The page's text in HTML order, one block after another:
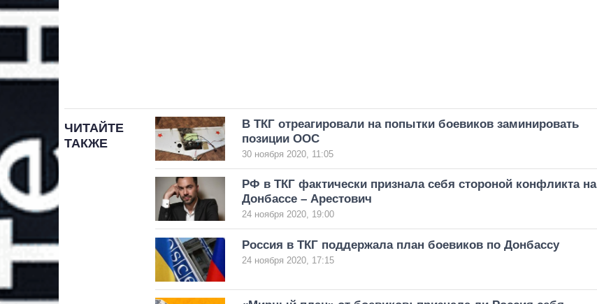
ЧИТАЙТЕ
ТАКЖЕ
В ТКГ отреагировали на попытки боевиков заминировать
позиции ООС
30 ноября 2020, 11:05
РФ в ТКГ фактически признала себя стороной конфликта на
Донбассе – Арестович
24 ноября 2020, 19:00
Россия в ТКГ поддержала план боевиков по Донбассу
24 ноября 2020, 17:15